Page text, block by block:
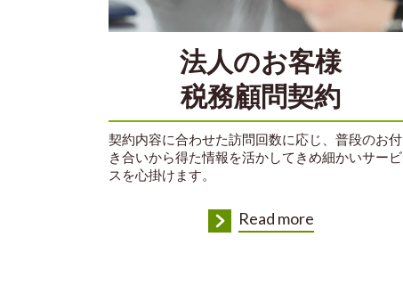
法人のお客様
税務顧問契約
契約内容に合わせた訪問回数に応じ、普段のお付
き合いから得た情報を活かしてきめ細かいサービ
スを心掛けます。
Read more